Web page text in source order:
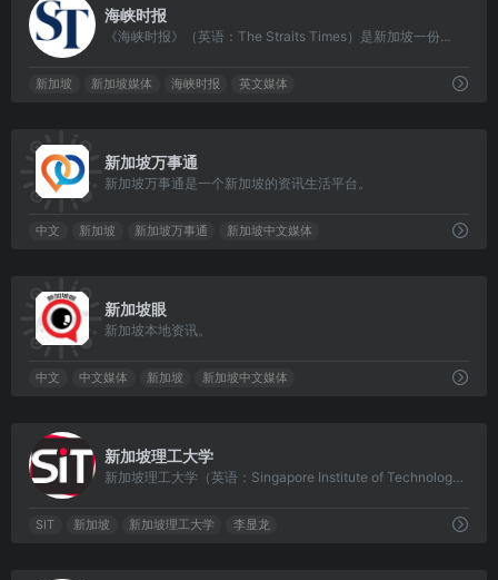
海峡时报
《海峡时报》（英语：The Straits Times）是新加坡一份主要的英文报纸。它是新加坡报业控股有限公司的旗舰刊物。
新加坡 新加坡媒体 海峡时报 英文媒体
新加坡万事通
新加坡万事通是一个新加坡的资讯生活平台。
中文 新加坡 新加坡万事通 新加坡中文媒体
新加坡眼
新加坡本地资讯。
中文 中文媒体 新加坡 新加坡中文媒体
新加坡理工大学
新加坡理工大学（英语：Singapore Institute of Technology，缩写：SIT）是一座新加坡的自治大学，也是新加坡的第五所公立大学，成立于2009年。
SIT 新加坡 新加坡理工大学 李显龙